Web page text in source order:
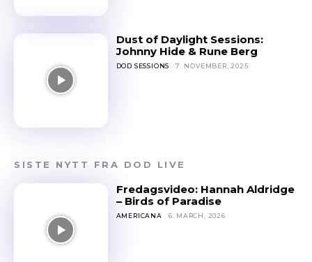
Dust of Daylight Sessions:
Johnny Hide & Rune Berg
DOD SESSIONS 7. NOVEMBER, 2025
SISTE NYTT FRA DOD LIVE
Fredagsvideo: Hannah Aldridge
– Birds of Paradise
AMERICANA 6. MARCH, 2026